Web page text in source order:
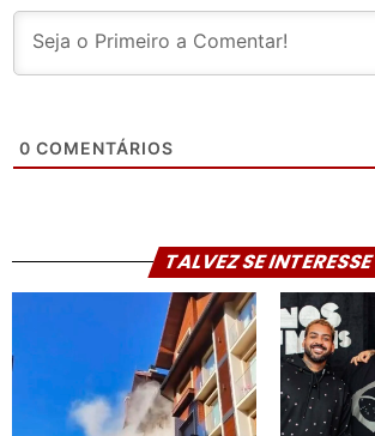
0 COMENTÁRIOS
TALVEZ SE INTERESSE